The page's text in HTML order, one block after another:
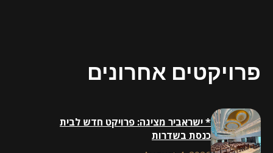
אחרונים
* ישראביר מציגה: פרויקט חדש לבית
כנסת בשדרות